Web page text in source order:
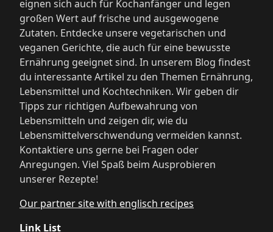
eignen sich auch für Kochanfänger und legen
großen Wert auf frische und ausgewogene
Zutaten. Entdecke unsere vegetarischen und
veganen Gerichte, die auch für eine bewusste
Ernährung geeignet sind. In unserem Blog findest
du interessante Artikel zu den Themen Ernährung,
Lebensmittel und Kochtechniken. Wir geben dir
Tipps zur richtigen Aufbewahrung von
Lebensmitteln und zeigen dir, wie du
Lebensmittelverschwendung vermeiden kannst.
Kontaktiere uns gerne bei Fragen oder
Anregungen. Viel Spaß beim Ausprobieren
unserer Rezepte!
Our partner site with englisch recipes
Link List